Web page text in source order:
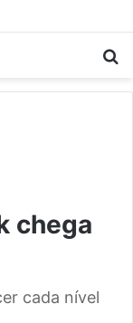
chega
cada nível